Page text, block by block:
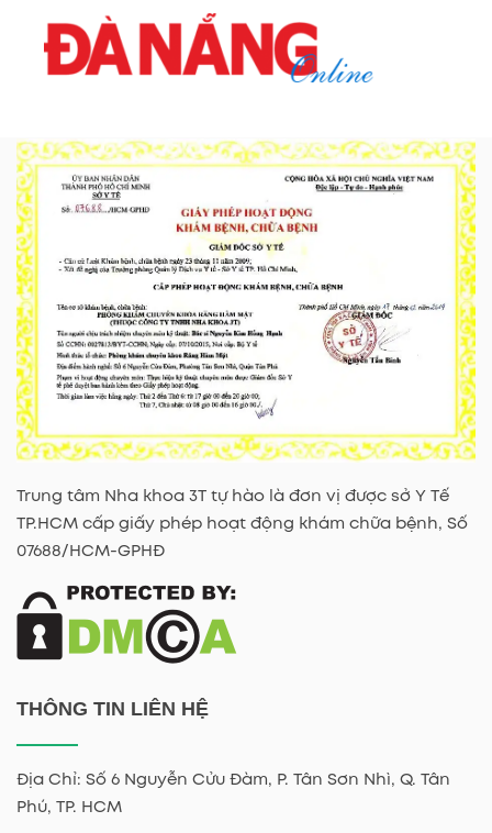
Trung tâm Nha khoa 3T tự hào là đơn vị được sở Y Tế
TP.HCM cấp giấy phép hoạt động khám chữa bệnh, Số
07688/HCM-GPHĐ
THÔNG TIN LIÊN HỆ
Địa Chỉ: Số 6 Nguyễn Cửu Đàm, P. Tân Sơn Nhì, Q. Tân
Phú, TP. HCM